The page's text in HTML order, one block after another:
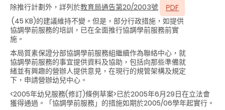
除推行計劃外，詳列於教育局通告第20/2003號
(45 KB)的建議維持不變。但是，部分行政措施，如提供
協調學前服務的培訓，已在全面推行協調學前服務前實
施。
本局質素保證分部協調學前服務組繼續作為聯絡中心，就
協調學前服務的事宜提供資料及協助，包括向那些準備就
緒並有興趣的營辦人提供意見，在現行的規管架構及規定
下，申請營辦幼兒中心。
<2005年幼兒服務(修訂)條例草案>已於2005年6月29日在立法會
獲得通過。「協調學前服務」的措施如期於2005/06學年起實行。